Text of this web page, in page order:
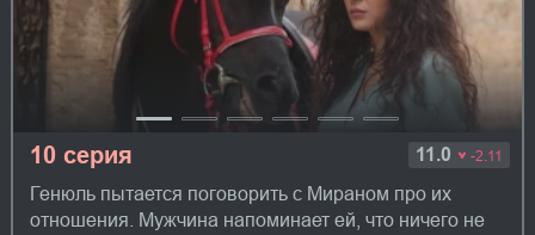
10 серия 11.0 -2.11
Генюль пытается поговорить с Мираном про их
отношения. Мужчина напоминает ей, что ничего не